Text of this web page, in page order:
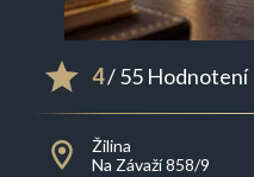
4/ 55 Hodnotení
Žilina
Na Závaží 858/9